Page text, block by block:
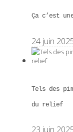
Ça c’est
24 juin
Tels des
du relief
23 juin